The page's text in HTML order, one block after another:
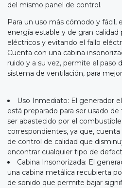
del mismo panel de control.
Para un uso más cómodo y fácil,
energía estable y de gran
eléctricos y evitando el fallo
Cuenta con una cabina
ruido y a su vez, permite el paso
sistema de ventilación, para
Uso Inmediato: El generador
está preparado para ser usado
ser abastecido por el
correspondientes, ya que,
de control de calidad que
encontrar cualquier tipo de
Cabina Insonorizada: El
una cabina metálica recubierta
de sonido que permite bajar